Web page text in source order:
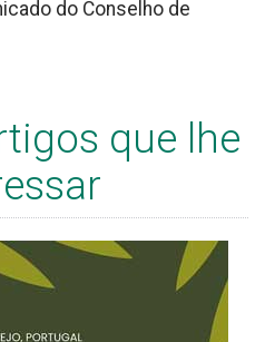
do Conselho de
que lhe